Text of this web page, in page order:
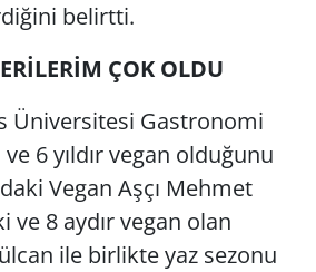
belirtti.
ÇOK OLDU
Üniversitesi Gastronomi
6 yıldır vegan olduğunu
Vegan Aşçı Mehmet
ve 8 aydır vegan olan
ile birlikte yaz sezonu